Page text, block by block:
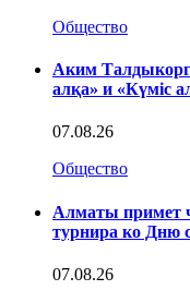
Общество
Аким
алқа» и «Күміс
07.08.26
Общество
Алматы примет
турнира ко Дню
07.08.26